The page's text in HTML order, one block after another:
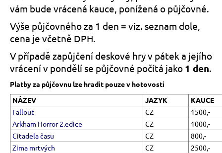
vám bude vrácená kauce, ponížená o půjčovné.
Výše půjčovného za 1 den = viz. seznam dole,
cena je včetně DPH.
V případě zapůjčení deskové hry v pátek a jejího
vrácení v pondělí se půjčovné počítá jako 1 den.
Platby za půjčovnu lze hradit pouze v hotovosti
NÁZEV
JAZYK
KAUCE
Fallout
CZ
1500,-
Arkham Horror 2.edice
CZ
1000,-
Citadela času
CZ
800,-
Zima mrtvých
CZ
2500,-
u
j
e
t
e
n
a
j
í
t
?